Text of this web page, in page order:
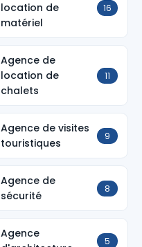
location de
matériel
16
Agence de
location de
chalets
11
Agence de visites
touristiques
9
Agence de
sécurité
8
Agence
5